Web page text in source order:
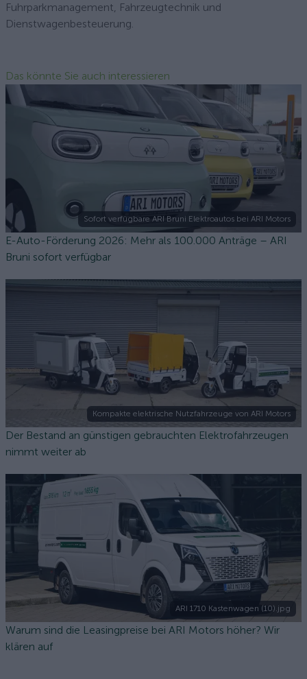
Fuhrparkmanagement, Fahrzeugtechnik und
Dienstwagenbesteuerung.
Das könnte Sie auch interessieren
Sofort verfügbare ARI Bruni Elektroautos bei ARI Motors
E-Auto-Förderung 2026: Mehr als 100.000 Anträge – ARI
Bruni sofort verfügbar
Kompakte elektrische Nutzfahrzeuge von ARI Motors
Der Bestand an günstigen gebrauchten Elektrofahrzeugen
nimmt weiter ab
ARI 1710 Kastenwagen (10).jpg
Warum sind die Leasingpreise bei ARI Motors höher? Wir
klären auf